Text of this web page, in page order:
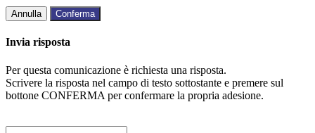
Annulla Conferma
Invia risposta
Per questa comunicazione è richiesta una risposta.
Scrivere la risposta nel campo di testo sottostante e premere sul
bottone CONFERMA per confermare la propria adesione.